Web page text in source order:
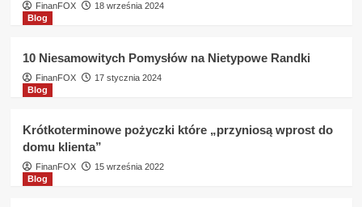
FinanFOX
18 września 2024
Blog
10 Niesamowitych Pomysłów na Nietypowe Randki
FinanFOX
17 stycznia 2024
Blog
Krótkoterminowe pożyczki które „przyniosą wprost do
domu klienta”
FinanFOX
15 września 2022
Blog